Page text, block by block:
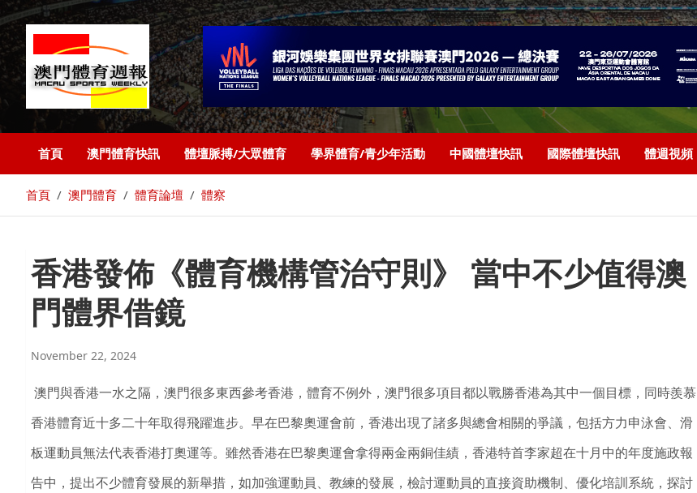
首頁 澳門體育快訊 體壇脈搏/大眾體育 學界體育/青少年活動 中國體壇快訊 國際體壇快訊 體週視頻
首頁 澳門體育 體育論壇 體察
香港發佈《體育機構管治守則》 當中不少值得澳
門體界借鏡
November 22, 2024
澳門與香港一水之隔，澳門很多東西參考香港，體育不例外，澳門很多項目都以戰勝香港為其中一個目標，同時羨慕
香港體育近十多二十年取得飛躍進步。早在巴黎奧運會前，香港出現了諸多與總會相關的爭議，包括方力申泳會、滑
板運動員無法代表香港打奧運等。雖然香港在巴黎奧運會拿得兩金兩銅佳績，香港特首李家超在十月中的年度施政報
告中，提出不少體育發展的新舉措，如加強運動員、教練的發展，檢討運動員的直接資助機制、優化培訓系統，探討